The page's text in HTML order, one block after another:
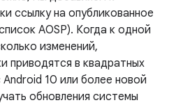
ссылку на опубликованное
AOSP). Когда к одной
изменений,
приводятся в квадратных
10 или более новой
обновления системы